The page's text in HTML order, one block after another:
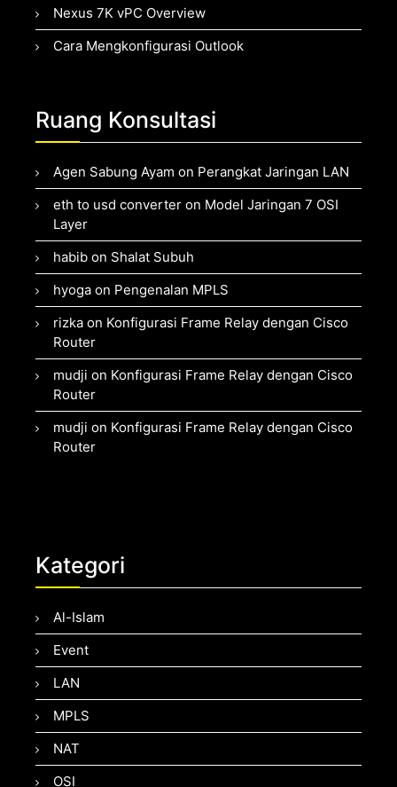
Nexus 7K vPC Overview
Cara Mengkonfigurasi Outlook
Ruang Konsultasi
Agen Sabung Ayam on Perangkat Jaringan LAN
eth to usd converter on Model Jaringan 7 OSI
Layer
habib on Shalat Subuh
hyoga on Pengenalan MPLS
rizka on Konfigurasi Frame Relay dengan Cisco
Router
mudji on Konfigurasi Frame Relay dengan Cisco
Router
mudji on Konfigurasi Frame Relay dengan Cisco
Router
Kategori
Al-Islam
Event
LAN
MPLS
NAT
OSI